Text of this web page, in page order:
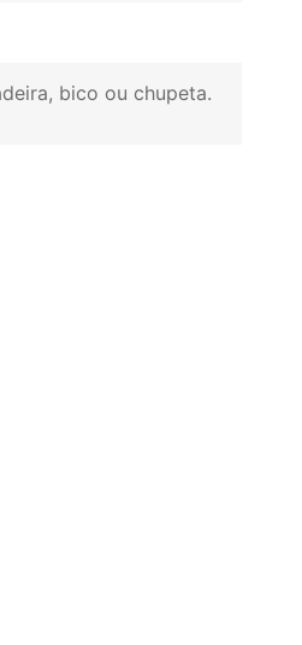
bico ou chupeta.